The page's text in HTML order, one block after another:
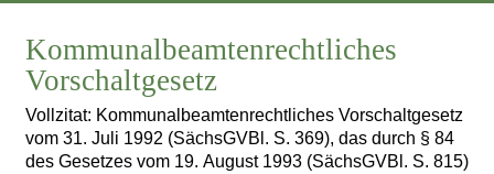
Kommunalbeamtenrechtliches
Vorschaltgesetz
Vollzitat: Kommunalbeamtenrechtliches Vorschaltgesetz
vom 31. Juli 1992 (SächsGVBl. S. 369), das durch § 84
des Gesetzes vom 19. August 1993 (SächsGVBl. S. 815)